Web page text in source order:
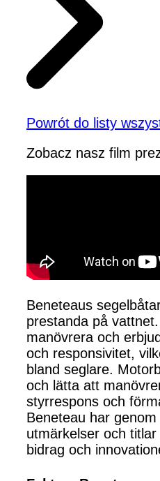
Powrót do listy
Zobacz nasz film
Beneteaus
prestanda på
manövrera och
och responsivitet,
bland seglare.
och lätta att
styrrespons och
Beneteau har
utmärkelser och
bidrag och